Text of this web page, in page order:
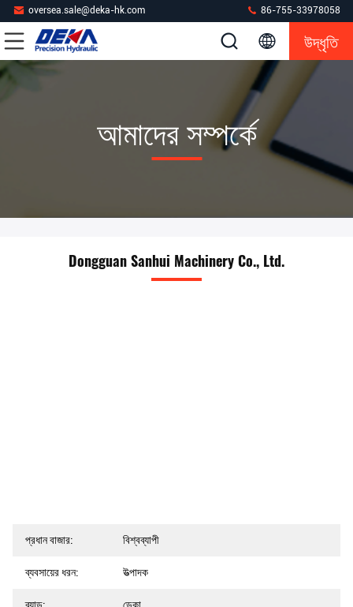
oversea.sale@deka-hk.com 86-755-33978058
উদ্ধৃতি
আমাদের সম্পর্কে
Dongguan Sanhui Machinery Co., Ltd.
প্রধান বাজার: বিশ্বব্যাপী
ব্যবসায়ের ধরন: উত্পাদক